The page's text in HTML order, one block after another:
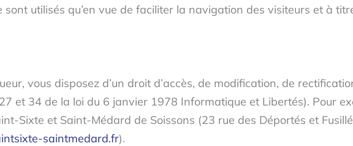
sont utilisés qu’en vue de faciliter la navigation des visiteurs et à
vous disposez d’un droit d’accès, de modification, de
et 34 de la loi du 6 janvier 1978 Informatique et Libertés). Pour
Sixte et Saint-Médard de Soissons (23 rue des Déportés et
saintmedard.fr).